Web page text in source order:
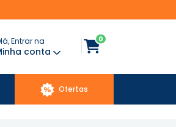
Entrar na
conta
0
Ofertas